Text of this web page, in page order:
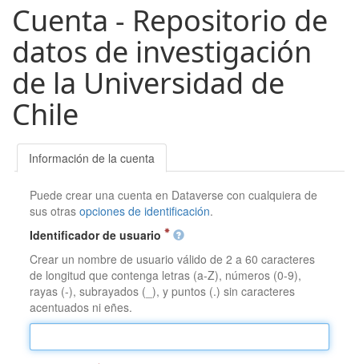
Cuenta - Repositorio de
datos de investigación
de la Universidad de
Chile
Información de la cuenta
Puede crear una cuenta en Dataverse con cualquiera de
sus otrasopciones de identificación.
Identificador de usuario
Crear un nombre de usuario válido de 2 a 60 caracteres
de longitud que contenga letras (a-Z), números (0-9),
rayas (-), subrayados (_), y puntos (.) sin caracteres
acentuados ni eñes.